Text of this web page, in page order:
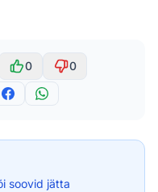
0 0
soovid jätta